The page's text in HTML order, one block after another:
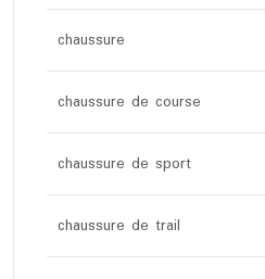
chaussure
chaussure de course
chaussure de sport
chaussure de trail